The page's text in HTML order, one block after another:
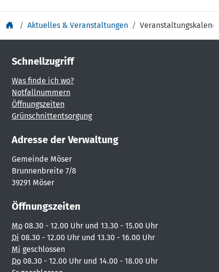
Aktuelles & Veranstaltungen
Schnellzugriff
Was finde ich wo?
Notfallnummern
Öffnungszeiten
Grünschnittentsorgung
Adresse der Verwaltung
Gemeinde Möser
Brunnenbreite 7/8
39291 Möser
Öffnungszeiten
Mo 08.30 - 12.00 Uhr und 13.30 - 15.00 Uhr
Di 08.30 - 12.00 Uhr und 13.30 - 16.00 Uhr
Mi geschlossen
Do 08.30 - 12.00 Uhr und 14.00 - 18.00 Uhr